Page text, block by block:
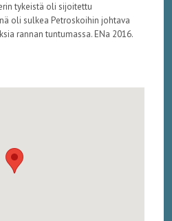
tykeistä oli sijoitettu
oli sulkea Petroskoihin johtava
rannan tuntumassa. ENa 2016.